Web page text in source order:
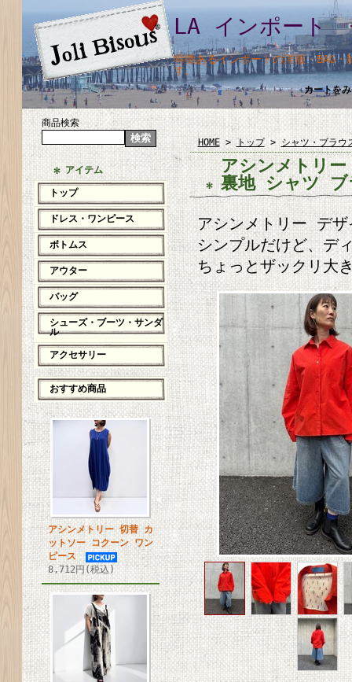
LA インポー
特徴あるインポートの洋服・BAG
す。
カートを
商品検索
アイテム
トップ
ドレス・ワンピース
ボトムス
アウター
バッグ
シューズ・ブーツ・サンダ
ル
アクセサリー
おすすめ商品
アシンメトリー 切替 カ
ットソー コクーン ワン
ピース
8,712円(税込)
HOME>トップ>シャツ・ブラウ
アシンメトリ
裏地 シャツ ブ
アシンメトリー デ
シンプルだけど、デ
ちょっとザックリ大